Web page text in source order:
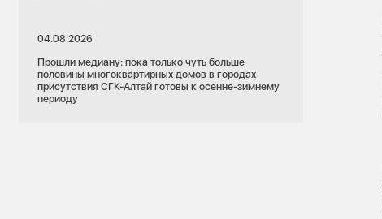
04.08.2026
Прошли медиану: пока только чуть больше
половины многоквартирных домов в городах
присутствия СГК-Алтай готовы к осенне-зимнему
периоду